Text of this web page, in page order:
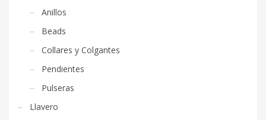
Anillos
Beads
Collares y Colgantes
Pendientes
Pulseras
Llavero